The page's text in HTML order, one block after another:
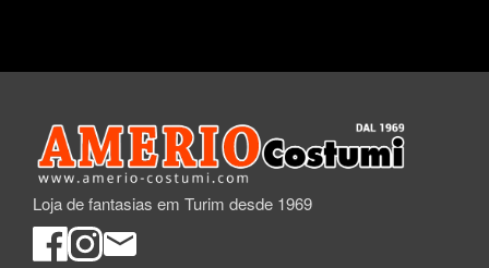
Loja de fantasias em Turim desde 1969